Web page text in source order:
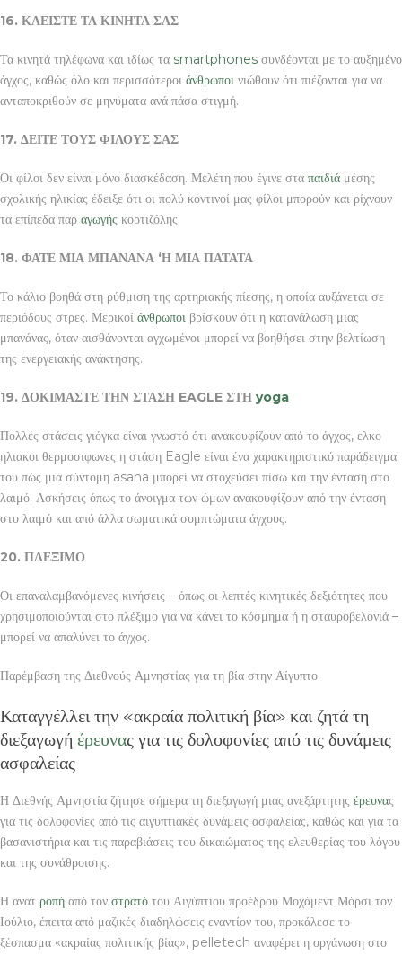
16. ΚΛΕΙΣΤΕ ΤΑ ΚΙΝΗΤΑ ΣΑΣ
Τα κινητά τηλέφωνα και ιδίως τα smartphones συνδέονται με το αυξημένο
άγχος, καθώς όλο και περισσότεροι άνθρωποι νιώθουν ότι πιέζονται για να
ανταποκριθούν σε μηνύματα ανά πάσα στιγμή.
17. ΔΕΙΤΕ ΤΟΥΣ ΦΙΛΟΥΣ ΣΑΣ
Οι φίλοι δεν είναι μόνο διασκέδαση. Μελέτη που έγινε στα παιδιά μέσης
σχολικής ηλικίας έδειξε ότι οι πολύ κοντινοί μας φίλοι μπορούν και ρίχνουν
τα επίπεδα παρ αγωγής κορτιζόλης.
18. ΦΑΤΕ ΜΙΑ ΜΠΑΝΑΝΑ ‘Η ΜΙΑ ΠΑΤΑΤΑ
Το κάλιο βοηθά στη ρύθμιση της αρτηριακής πίεσης, η οποία αυξάνεται σε
περιόδους στρες. Μερικοί άνθρωποι βρίσκουν ότι η κατανάλωση μιας
μπανάνας, όταν αισθάνονται αγχωμένοι μπορεί να βοηθήσει στην βελτίωση
της ενεργειακής ανάκτησης.
19. ΔΟΚΙΜΑΣΤΕ ΤΗΝ ΣΤΑΣΗ EAGLE ΣΤΗ yoga
Πολλές στάσεις γιόγκα είναι γνωστό ότι ανακουφίζουν από το άγχος, ελκο
ηλιακοι θερμοσιφωνες η στάση Eagle είναι ένα χαρακτηριστικό παράδειγμα
του πώς μια σύντομη asana μπορεί να στοχεύσει πίσω και την ένταση στο
λαιμό. Ασκήσεις όπως το άνοιγμα των ώμων ανακουφίζουν από την ένταση
στο λαιμό και από άλλα σωματικά συμπτώματα άγχους.
20. ΠΛΕΞΙΜΟ
Οι επαναλαμβανόμενες κινήσεις – όπως οι λεπτές κινητικές δεξιότητες που
χρησιμοποιούνται στο πλέξιμο για να κάνει το κόσμημα ή η σταυροβελονιά –
μπορεί να απαλύνει το άγχος.
Παρέμβαση της Διεθνούς Αμνηστίας για τη βία στην Αίγυπτο
Καταγγέλλει την «ακραία πολιτική βία» και ζητά τη
διεξαγωγή έρευνας για τις δολοφονίες από τις δυνάμεις
ασφαλείας
Η Διεθνής Αμνηστία ζήτησε σήμερα τη διεξαγωγή μιας ανεξάρτητης έρευνας
για τις δολοφονίες από τις αιγυπτιακές δυνάμεις ασφαλείας, καθώς και για τα
βασανιστήρια και τις παραβιάσεις του δικαιώματος της ελευθερίας του λόγου
και της συνάθροισης.
Η ανατ ροπή από τον στρατό του Αιγύπτιου προέδρου Μοχάμεντ Μόρσι τον
Ιούλιο, έπειτα από μαζικές διαδηλώσεις εναντίον του, προκάλεσε το
ξέσπασμα «ακραίας πολιτικής βίας», pelletech αναφέρει η οργάνωση στο